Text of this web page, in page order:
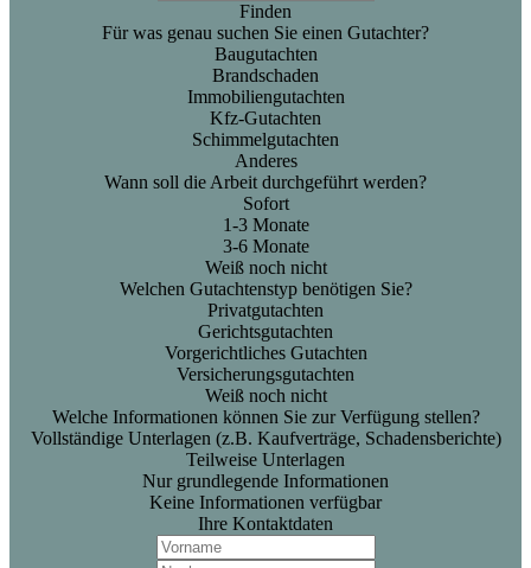
Finden
Für was genau suchen Sie einen Gutachter?
Baugutachten
Brandschaden
Immobiliengutachten
Kfz-Gutachten
Schimmelgutachten
Anderes
Wann soll die Arbeit durchgeführt werden?
Sofort
1-3 Monate
3-6 Monate
Weiß noch nicht
Welchen Gutachtenstyp benötigen Sie?
Privatgutachten
Gerichtsgutachten
Vorgerichtliches Gutachten
Versicherungsgutachten
Weiß noch nicht
Welche Informationen können Sie zur Verfügung stellen?
Vollständige Unterlagen (z.B. Kaufverträge, Schadensberichte)
Teilweise Unterlagen
Nur grundlegende Informationen
Keine Informationen verfügbar
Ihre Kontaktdaten